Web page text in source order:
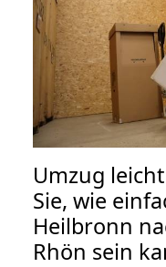
Umzug
Sie, wie
Heilbronn
Rhön sein